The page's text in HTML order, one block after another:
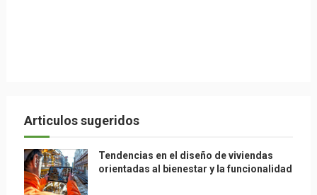
Articulos sugeridos
Tendencias en el diseño de viviendas
orientadas al bienestar y la funcionalidad